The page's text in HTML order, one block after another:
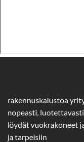
rakennuskalustoa
nopeasti,
löydät vuokrakoneet
ja tarpeisiin